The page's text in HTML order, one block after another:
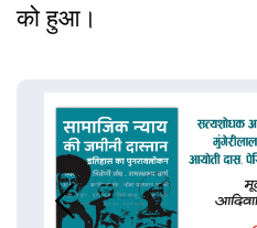
को हुआ।